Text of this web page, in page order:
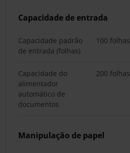
Capacidade de entrada
Capacidade padrão
de entrada (folhas)
100 folhas
Capacidade do
alimentador
automático de
documentos
200 folhas
Manipulação de papel